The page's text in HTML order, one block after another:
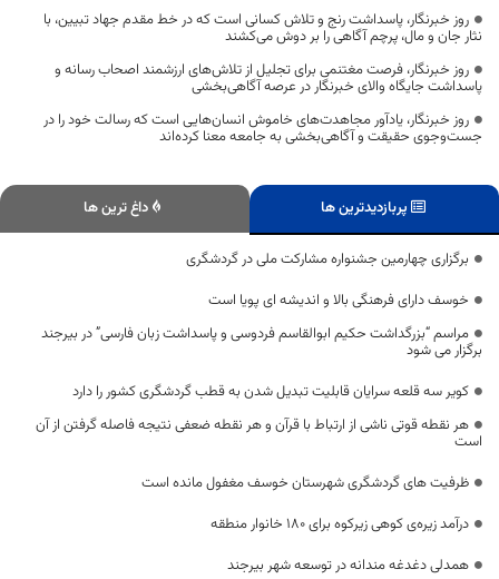
روز خبرنگار، پاسداشت رنج و تلاش کسانی است که در خط مقدم جهاد تبیین، با
نثار جان و مال، پرچم آگاهی را بر دوش می‌کشند
روز خبرنگار، فرصت مغتنمی برای تجلیل از تلاش‌های ارزشمند اصحاب رسانه و
پاسداشت جایگاه والای خبرنگار در عرصه آگاهی‌بخشی
روز خبرنگار، یادآور مجاهدت‌های خاموش انسان‌هایی است که رسالت خود را در
جست‌وجوی حقیقت و آگاهی‌بخشی به جامعه معنا کرده‌اند
پربازدیدترین ها داغ ترین ها
برگزاری چهارمین جشنواره مشارکت ملی در گردشگری
خوسف دارای فرهنگی بالا و اندیشه ای پویا است
مراسم “بزرگداشت حکیم ابوالقاسم فردوسی و پاسداشت زبان فارسی” در بیرجند
برگزار می شود
کویر سه قلعه سرایان قابلیت تبدیل شدن به قطب گردشگری کشور را دارد
هر نقطه قوتی ناشی از ارتباط با قرآن و هر نقطه ضعفی نتیجه فاصله گرفتن از آن
است
ظرفیت های گردشگری شهرستان خوسف مغفول مانده است
درآمد زیره‌ی کوهی زیرکوه برای 180 خانوار منطقه
همدلی دغدغه مندانه در توسعه شهر بیرجند